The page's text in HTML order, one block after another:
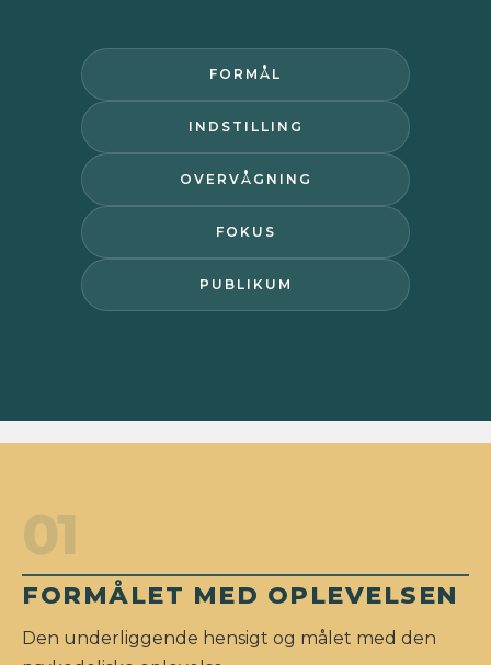
FORMÅL
INDSTILLING
OVERVÅGNING
FOKUS
PUBLIKUM
01
FORMÅLET MED OPLEVELSEN
Den underliggende hensigt og målet med den